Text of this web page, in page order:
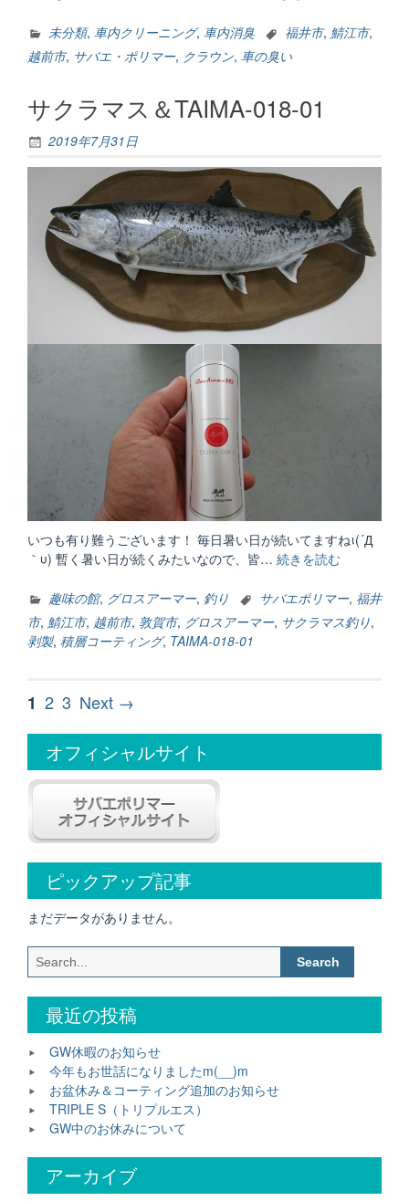
の
未分類, 車内クリーニング, 車内消臭 福井市, 鯖江市,
越前市, サバエ・ポリマー, クラウン, 車の臭い
サクラマス＆TAIMA-018-01
2019年7月31日
いつも有り難うございます！ 毎日暑い日が続いてますねι(´Д
｀υ) 暫く暑い日が続くみたいなので、皆… 続きを読む
ラ
マ
ス
趣味の館, グロスアーマー, 釣り サバエポリマー, 福井
市, 鯖江市, 越前市, 敦賀市, グロスアーマー, サクラマス釣り,
剥製, 積層コーティング, TAIMA-018-01
投
稿
ナ
ビ
ー
シ
ョ
ン
Page
1 Page
2 Page
3 Next →
オフィシャルサイト
ピックアップ記事
まだデータがありません。
Search
for:
最近の投稿
GW休暇のお知らせ
今年もお世話になりましたm(__)m
お盆休み＆コーティング追加のお知らせ
TRIPLE S（トリプルエス）
GW中のお休みについて
アーカイブ